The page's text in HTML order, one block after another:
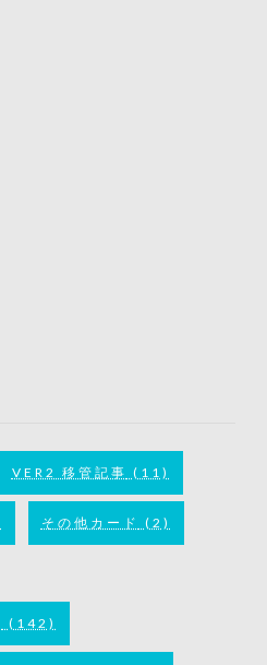
VER2 移管記事 (11)
その他カード (2)
(142)